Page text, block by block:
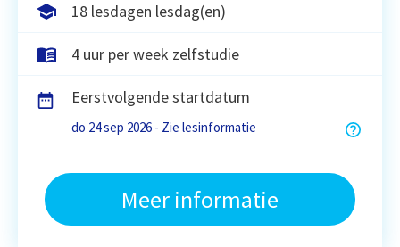
18 lesdagen lesdag(en)
4 uur per week zelfstudie
Eerstvolgende startdatum
do 24 sep 2026 - Zie lesinformatie
Meer informatie